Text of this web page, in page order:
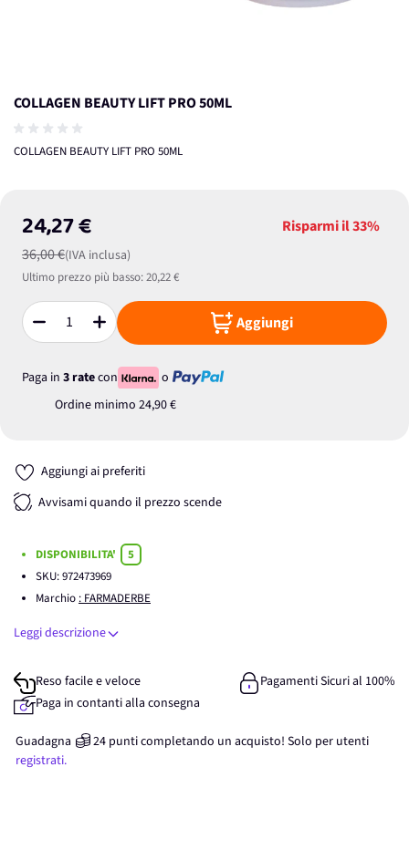
COLLAGEN BEAUTY LIFT PRO 50ML
COLLAGEN BEAUTY LIFT PRO 50ML
24,27 €
36,00 €(IVA inclusa)
Risparmi il33%
Ultimo prezzo più basso:20,22 €
Quantità Aggiungi
Paga in 3 ratecon
o
Ordine minimo 24,90 €
Aggiungi ai preferiti
Avvisami quando il prezzo scende
DISPONIBILITA'
5
SKU:972473969
Marchio : FARMADERBE
Leggi descrizione
Reso facile e veloce
Pagamenti Sicuri al 100%
Paga in contanti alla consegna
Guadagna 24 punticompletando un acquisto! Solo per utenti
registrati.